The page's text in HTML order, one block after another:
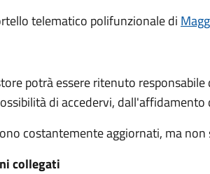
telematico polifunzionaledi
potrà essere ritenuto
di accedervi,
costantemente aggiornati, ma
collegati